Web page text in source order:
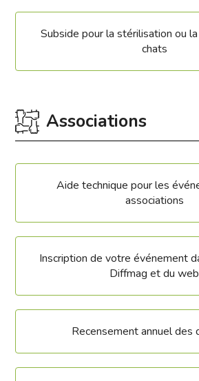
Subside pour la stérilisation ou
chats
Associations
Aide technique pour les
associations
Inscription de votre événement
Diffmag et du web
Recensement annuel des